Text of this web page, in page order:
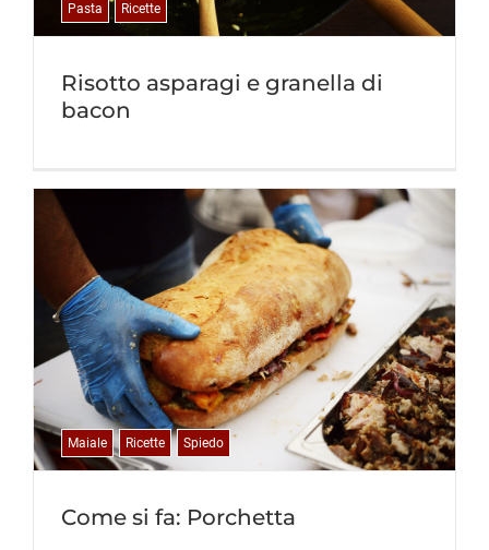
Risotto asparagi e granella di
bacon
Pasta Ricette
Come si fa: Porchetta
Maiale Ricette Spiedo